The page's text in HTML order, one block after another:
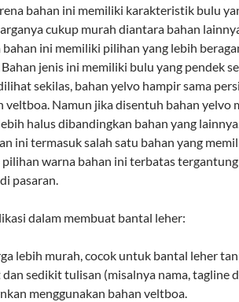
bahan ini memiliki karakteristik bulu
cukup murah diantara bahan
ini memiliki pilihan yang lebih
Bahan jenis ini memiliki bulu yang pendek
sekilas, bahan yelvo hampir sama
veltboa. Namun jika disentuh bahan yelvo
halus dibandingkan bahan yang
ini termasuk salah satu bahan yang
warna bahan ini terbatas tergantung
pasaran.
dalam membuat bantal leher:
lebih murah, cocok untuk bantal leher
sedikit tulisan (misalnya nama, tagline
menggunakan bahan veltboa.